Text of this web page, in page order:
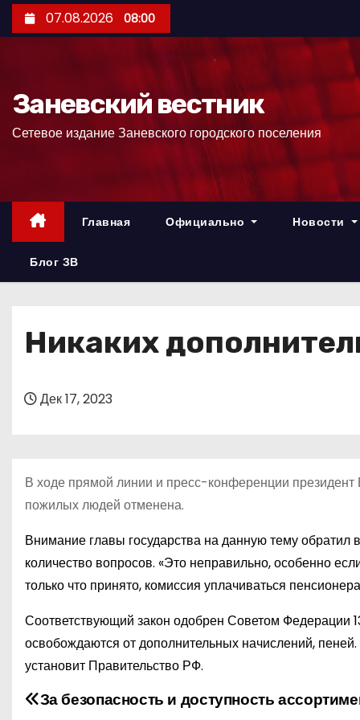
е
р
07.08.2026 08:00
Заневский вестник
Сетевое издание Заневского городского поселения
Главная Официально Новости
Блог ЗВ
Никаких
Дек 17, 2023
В ходе прямой линии и пресс-конференции
пожилых людей отменена.
Внимание главы государства на данную тему
количество вопросов. «Это неправильно, особенно
только что принято, комиссия уплачиваться
Соответствующий закон одобрен Советом Федерации
освобождаются от дополнительных начислений,
установит Правительство РФ.
НЗа безопасность и доступность